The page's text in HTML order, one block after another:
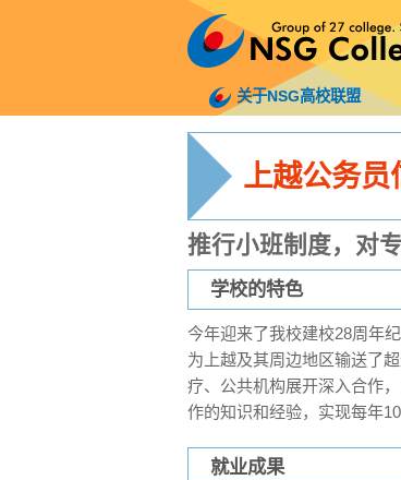
关于NSG高校联盟
上越公务员
推行小班制度，对
学校的特色
今年迎来了我校建校28周年
为上越及其周边地区输送了
疗、公共机构展开深入合作
作的知识和经验，实现每年
就业成果